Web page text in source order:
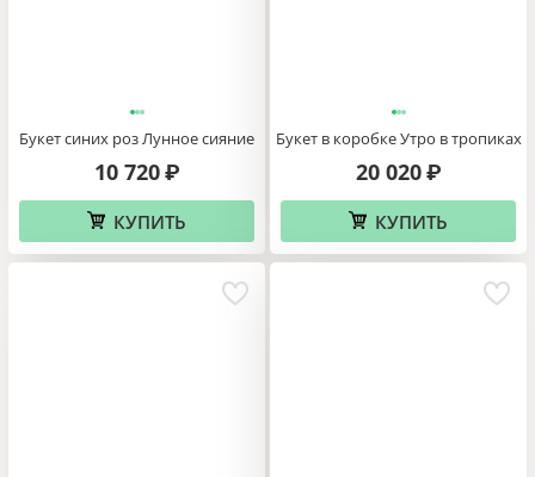
Букет синих роз Лунное сияние
10 720 ₽
КУПИТЬ
Букет в коробке Утро в тропиках
20 020 ₽
КУПИТЬ